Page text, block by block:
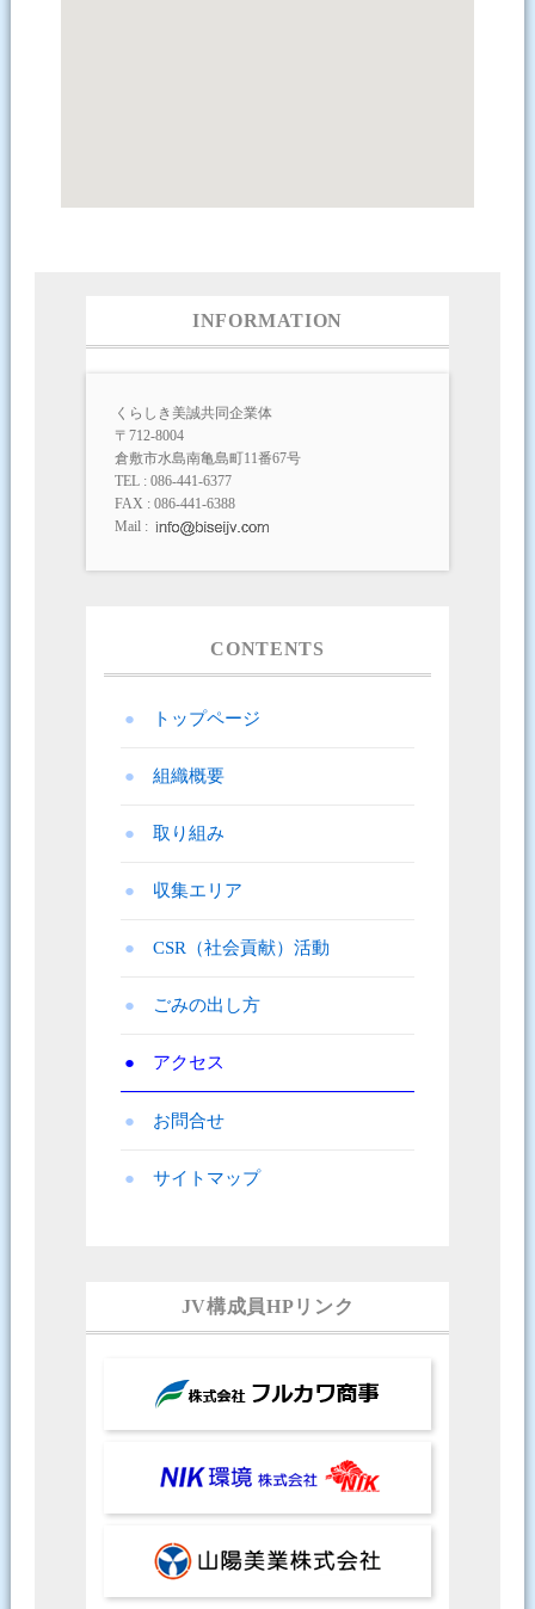
INFORMATION
くらしき美誠共同企業体
〒712-8004
倉敷市水島南亀島町11番67号
TEL : 086-441-6377
FAX : 086-441-6388
Mail :
CONTENTS
トップページ
組織概要
取り組み
収集エリア
CSR（社会貢献）活動
ごみの出し方
アクセス
お問合せ
サイトマップ
JV構成員HPリンク